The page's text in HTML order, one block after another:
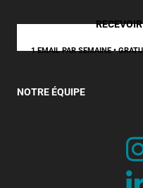
1 EMAIL PAR SEMAINE •
NOTRE ÉQUIPE